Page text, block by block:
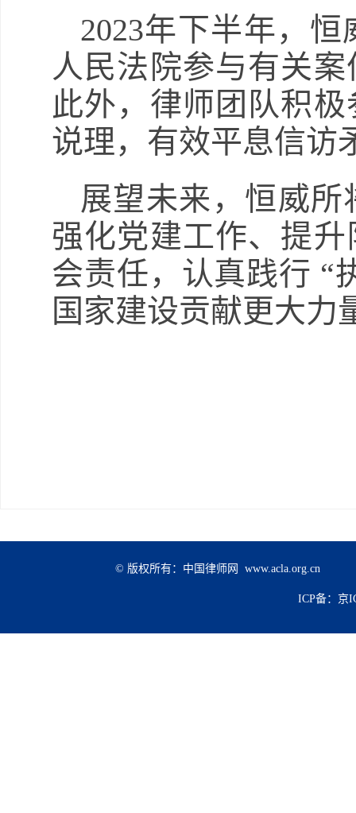
2023年下半年，
人民法院参与有关
此外，律师团队积
说理，有效平息信访
展望未来，恒威
强化党建工作、提
会责任，认真践行 “
国家建设贡献更大力
© 版权所有：中国律师网 www.acla.org.cn
ICP备：京